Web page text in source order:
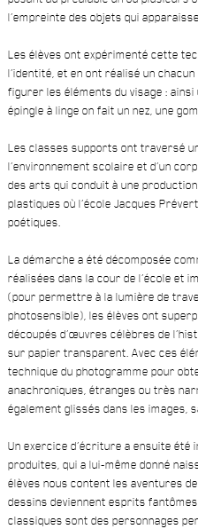
l’empreinte des objets qui
Les élèves ont expérimenté cette
l’identité, et en ont réalisé un
figurer les éléments du visage : ainsi
épingle à linge on fait un nez, une
Les classes supports ont traversé
l’environnement scolaire et d’un
des arts qui conduit à une
plastiques où l’école Jacques
poétiques.
La démarche a été décomposée
réalisées dans la cour de l’école et
(pour permettre à la lumière de
photosensible), les élèves ont
découpés d’œuvres célèbres de
sur papier transparent. Avec ces
technique du photogramme pour
anachroniques, étranges ou très
également glissés dans les images,
Un exercice d’écriture a ensuite été
produites, qui a lui-même donné
élèves nous content les aventures
dessins deviennent esprits
classiques sont des personnages